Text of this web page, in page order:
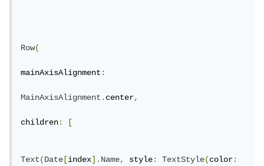
Row(
mainAxisAlignment:
MainAxisAlignment.center,
children: [
Text(Date[index].Name, style: TextStyle(color: